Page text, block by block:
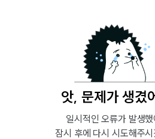
앗, 문제가 생겼
일시적인 오류가 발생했
잠시 후에 다시 시도해주